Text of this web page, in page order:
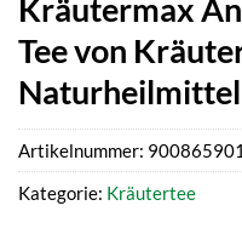
Kräutermax
Tee von
Artikelnummer:
Kategorie: Kräutertee